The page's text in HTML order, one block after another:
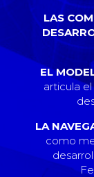
LAS
EL
articula
LA
como